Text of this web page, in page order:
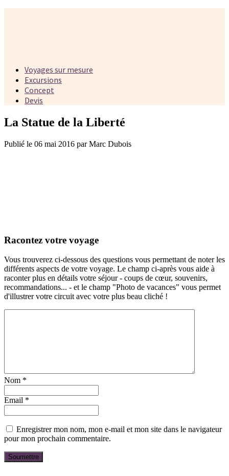
Voyages sur mesure
Excursions
Concept
Devis
La Statue de la Liberté
Publié le 06 mai 2016 par Marc Dubois
Racontez votre voyage
Vous trouverez ci-dessous des questions vous permettant de noter les
différents aspects de votre voyage. Le champ ci-après vous aide à
raconter plus en détails votre séjour - coups de cœur, souvenirs,
recommandations... - et le champ "Photo de vacances" vous permet
d'illustrer votre circuit avec votre plus beau cliché !
Nom *
Email *
Enregistrer mon nom, mon e-mail et mon site dans le navigateur
pour mon prochain commentaire.